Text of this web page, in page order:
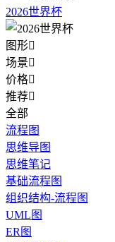
2026世界杯
图形
场景
价格
推荐
全部
流程图
思维导图
思维笔记
基础流程图
组织结构-流程图
UML图
ER图